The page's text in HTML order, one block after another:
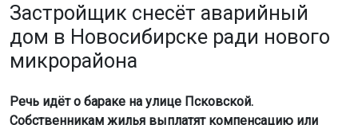
Застройщик снесёт аварийный
дом в Новосибирске ради нового
микрорайона
Речь идёт о бараке на улице Псковской.
Собственникам жилья выплатят компенсацию или